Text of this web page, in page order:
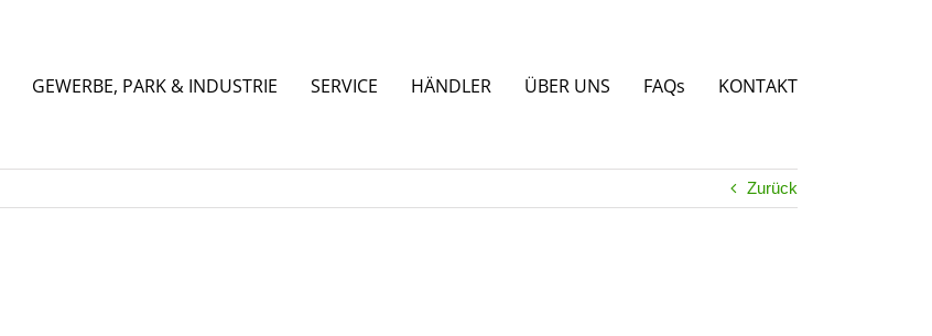
GEWERBE, PARK & INDUSTRIE SERVICE HÄNDLER ÜBER UNS FAQs KONTAKT
Zurück